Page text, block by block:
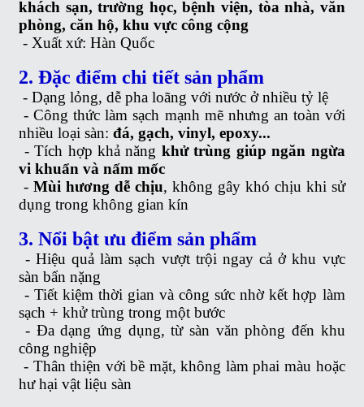
khách sạn, trường học, bệnh viện, tòa nhà, văn
phòng, căn hộ, khu vực công cộng
-Xuất xứ: Hàn Quốc
2. Đặc điểm chi tiết sản phẩm
-Dạng lỏng, dễ pha loãng với nước ở nhiều tỷ lệ
-Công thức làm sạch mạnh mẽ nhưng an toàn với
nhiều loại sàn:đá, gạch, vinyl, epoxy...
-Tích hợp khả năng khử trùng giúp ngăn ngừa
vi khuẩn và nấm mốc
-Mùi hương dễ chịu, không gây khó chịu khi sử
dụng trong không gian kín
3. Nổi bật ưu điểm sản phẩm
- Hiệu quả làm sạch vượt trội ngay cả ở khu vực
sàn bẩn nặng
- Tiết kiệm thời gian và công sức nhờ kết hợp làm
sạch + khử trùng trong một bước
- Đa dạng ứng dụng, từ sàn văn phòng đến khu
công nghiệp
- Thân thiện với bề mặt, không làm phai màu hoặc
hư hại vật liệu sàn